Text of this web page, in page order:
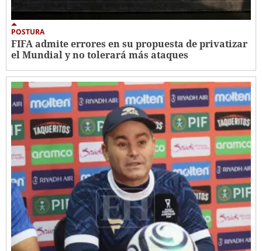
POSTURA
FIFA admite errores en su propuesta de privatizar
el Mundial y no tolerará más ataques